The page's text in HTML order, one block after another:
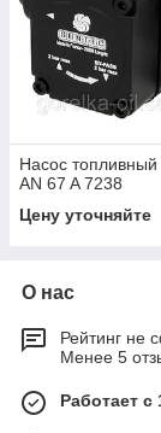
Насос
AN 67 A 7238
Цену уточняйте
О нас
Рейтинг не
Менее 5
Работает с